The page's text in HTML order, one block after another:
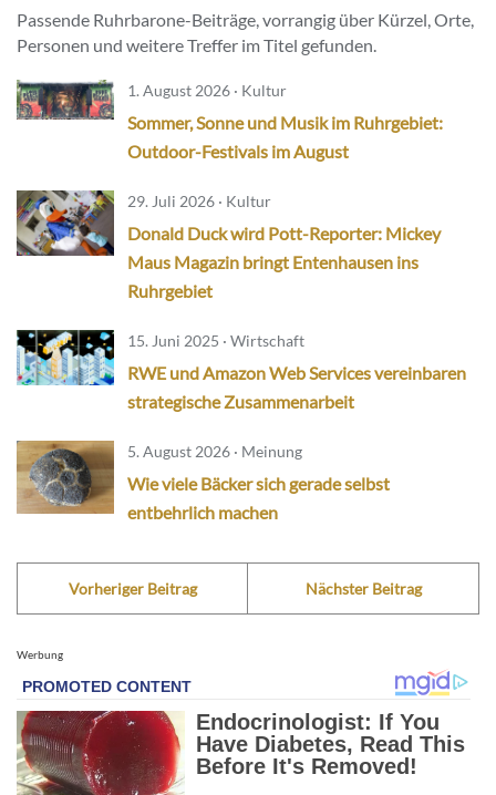
Passende Ruhrbarone-Beiträge, vorrangig über Kürzel, Orte,
Personen und weitere Treffer im Titel gefunden.
1. August 2026 · Kultur
Sommer, Sonne und Musik im Ruhrgebiet:
Outdoor-Festivals im August
29. Juli 2026 · Kultur
Donald Duck wird Pott-Reporter: Mickey
Maus Magazin bringt Entenhausen ins
Ruhrgebiet
15. Juni 2025 · Wirtschaft
RWE und Amazon Web Services vereinbaren
strategische Zusammenarbeit
5. August 2026 · Meinung
Wie viele Bäcker sich gerade selbst
entbehrlich machen
Vorheriger Beitrag Nächster Beitrag
Werbung